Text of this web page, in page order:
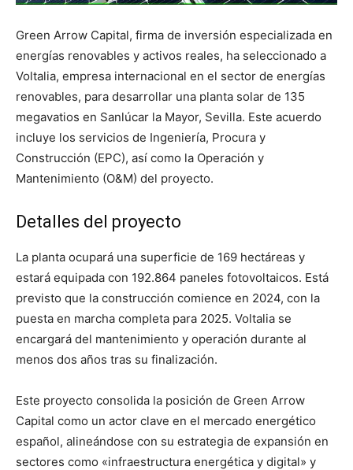
Green Arrow Capital, firma de inversión especializada en
energías renovables y activos reales, ha seleccionado a
Voltalia, empresa internacional en el sector de energías
renovables, para desarrollar una planta solar de 135
megavatios en Sanlúcar la Mayor, Sevilla. Este acuerdo
incluye los servicios de Ingeniería, Procura y
Construcción (EPC), así como la Operación y
Mantenimiento (O&M) del proyecto.
Detalles del proyecto
La planta ocupará una superficie de 169 hectáreas y
estará equipada con 192.864 paneles fotovoltaicos. Está
previsto que la construcción comience en 2024, con la
puesta en marcha completa para 2025. Voltalia se
encargará del mantenimiento y operación durante al
menos dos años tras su finalización.
Este proyecto consolida la posición de Green Arrow
Capital como un actor clave en el mercado energético
español, alineándose con su estrategia de expansión en
sectores como «infraestructura energética y digital» y